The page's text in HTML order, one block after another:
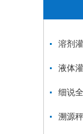
溶剂
液体
溯源